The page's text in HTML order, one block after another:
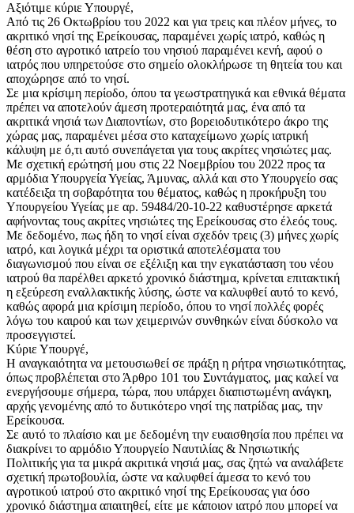
Αξιότιμε κύριε Υπουργέ,
Από τις 26 Οκτωβρίου του 2022 και για τρεις και πλέον μήνες, το
ακριτικό νησί της Ερείκουσας, παραμένει χωρίς ιατρό, καθώς η
θέση στο αγροτικό ιατρείο του νησιού παραμένει κενή, αφού ο
ιατρός που υπηρετούσε στο σημείο ολοκλήρωσε τη θητεία του και
αποχώρησε από το νησί.
Σε μια κρίσιμη περίοδο, όπου τα γεωστρατηγικά και εθνικά θέματα
πρέπει να αποτελούν άμεση προτεραιότητά μας, ένα από τα
ακριτικά νησιά των Διαποντίων, στο βορειοδυτικότερο άκρο της
χώρας μας, παραμένει μέσα στο καταχείμωνο χωρίς ιατρική
κάλυψη με ό,τι αυτό συνεπάγεται για τους ακρίτες νησιώτες μας.
Με σχετική ερώτησή μου στις 22 Νοεμβρίου του 2022 προς τα
αρμόδια Υπουργεία Υγείας, Άμυνας, αλλά και στο Υπουργείο σας
κατέδειξα τη σοβαρότητα του θέματος, καθώς η προκήρυξη του
Υπουργείου Υγείας με αρ. 59484/20-10-22 καθυστέρησε αρκετά
αφήνοντας τους ακρίτες νησιώτες της Ερείκουσας στο έλεός τους.
Με δεδομένο, πως ήδη το νησί είναι σχεδόν τρεις (3) μήνες χωρίς
ιατρό, και λογικά μέχρι τα οριστικά αποτελέσματα του
διαγωνισμού που είναι σε εξέλιξη και την εγκατάσταση του νέου
ιατρού θα παρέλθει αρκετό χρονικό διάστημα, κρίνεται επιτακτική
η εξεύρεση εναλλακτικής λύσης, ώστε να καλυφθεί αυτό το κενό,
καθώς αφορά μια κρίσιμη περίοδο, όπου το νησί πολλές φορές
λόγω του καιρού και των χειμερινών συνθηκών είναι δύσκολο να
προσεγγιστεί.
Κύριε Υπουργέ,
Η αναγκαιότητα να μετουσιωθεί σε πράξη η ρήτρα νησιωτικότητας,
όπως προβλέπεται στο Άρθρο 101 του Συντάγματος, μας καλεί να
ενεργήσουμε σήμερα, τώρα, που υπάρχει διαπιστωμένη ανάγκη,
αρχής γενομένης από το δυτικότερο νησί της πατρίδας μας, την
Ερείκουσα.
Σε αυτό το πλαίσιο και με δεδομένη την ευαισθησία που πρέπει να
διακρίνει το αρμόδιο Υπουργείο Ναυτιλίας & Νησιωτικής
Πολιτικής για τα μικρά ακριτικά νησιά μας, σας ζητώ να αναλάβετε
σχετική πρωτοβουλία, ώστε να καλυφθεί άμεσα το κενό του
αγροτικού ιατρού στο ακριτικό νησί της Ερείκουσας για όσο
χρονικό διάστημα απαιτηθεί, είτε με κάποιον ιατρό που μπορεί να